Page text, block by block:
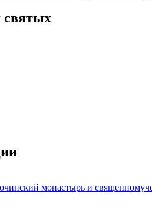
святых
монастырь и